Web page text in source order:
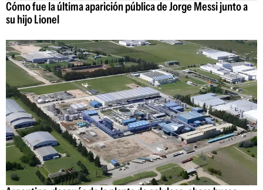
Cómo fue la última aparición pública de Jorge Messi junto a
su hijo Lionel